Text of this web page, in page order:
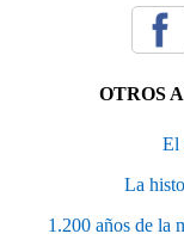
OTROS
El
La
1.200 años de la